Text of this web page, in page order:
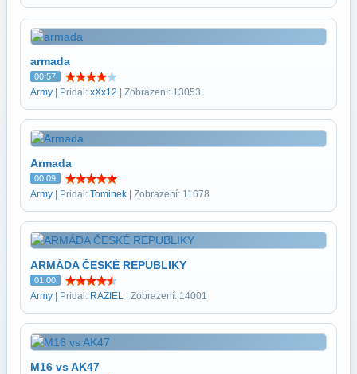
armada
00:57
Army | Pridal: xXx12 | Zobrazení: 13053
Armada
00:09
Army | Pridal: Tominek | Zobrazení: 11678
ARMÁDA ČESKÉ REPUBLIKY
01:00
Army | Pridal: RAZIEL | Zobrazení: 14001
M16 vs AK47